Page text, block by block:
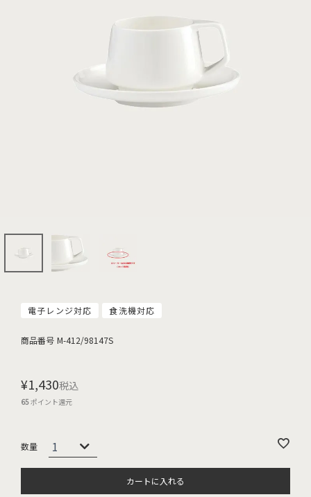
電子レンジ対応 食洗機対応
商品番号 M-412/98147S
¥1,430税込
65ポイント還元
カートに入れる